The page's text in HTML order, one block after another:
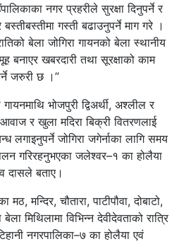
नगर प्रहरीले सुरक्षा दिनुपर्ने र
गस्ती बढाउनुपर्ने माग गरे ।
बेला जोगिरा गायनको बेला स्थानीय
बनाएर खबरदारी तथा सूरक्षाको काम
जरुरी छ ।”
भोजपुरी द्विअर्थी, अश्लील र
र खुला मदिरा बिक्री वितरणलाई
लगाइनुपर्ने जोगिरा जगेर्नाका लागि समय
गरिरहनुभएका जलेश्वर–१ का होलैया
दासले बताए।
मन्दिर, चौतारा, पाटीपौवा, दोबाटो,
मिथिलामा विभिन्न देवीदेवताको रात्रि
नगरपालिका–७ का होलैया एवं